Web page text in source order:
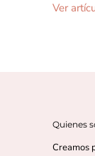
Ver
Quienes
Creamos